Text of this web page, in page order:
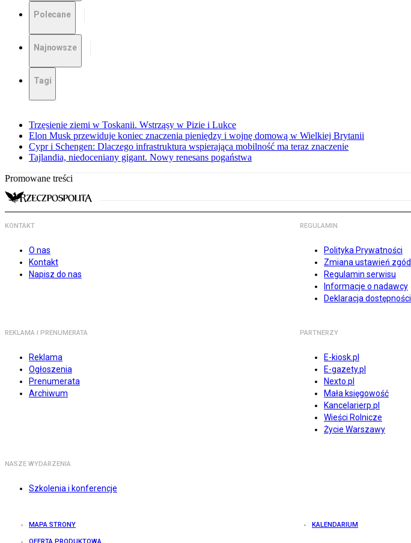
Polecane
Najnowsze
Tagi
Trzęsienie ziemi w Toskanii. Wstrząsy w Pizie i Lukce
Elon Musk przewiduje koniec znaczenia pieniędzy i wojnę domową w Wielkiej Brytanii
Cypr i Schengen: Dlaczego infrastruktura wspierająca mobilność ma teraz znaczenie
Tajlandia, niedoceniany gigant. Nowy renesans pogaństwa
Promowane treści
KONTAKT
O nas
Kontakt
Napisz do nas
REGULAMIN
Polityka Prywatności
Zmiana ustawień zgód
Regulamin serwisu
Informacje o nadawcy
Deklaracja dostępności
REKLAMA I PRENUMERATA
Reklama
Ogłoszenia
Prenumerata
Archiwum
PARTNERZY
E-kiosk.pl
E-gazety.pl
Nexto.pl
Mała księgowość
Kancelarierp.pl
Wieści Rolnicze
Życie Warszawy
NASZE WYDARZENIA
Szkolenia i konferencje
MAPA STRONY KALENDARIUM